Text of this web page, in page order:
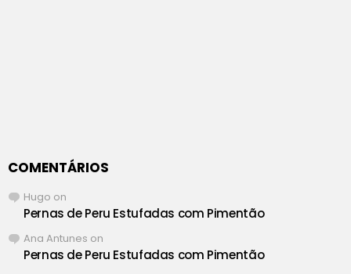
COMENTÁRIOS
Hugo on
Pernas de Peru Estufadas com Pimentão
Ana Antunes on
Pernas de Peru Estufadas com Pimentão